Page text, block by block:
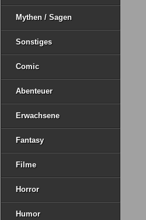
Mythen / Sagen
Sonstiges
Comic
Abenteuer
Erwachsene
Fantasy
Filme
Horror
Humor